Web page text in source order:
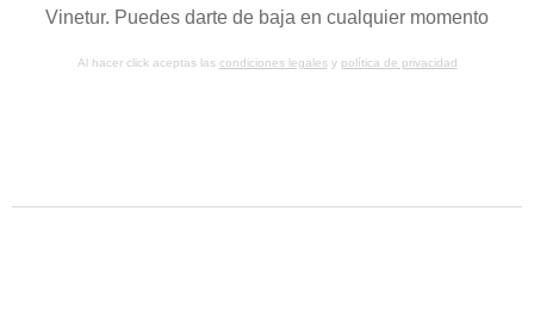
Vinetur. Puedes darte de baja en cualquier momento
Al hacer click aceptas las condiciones legalesy política de privacidad